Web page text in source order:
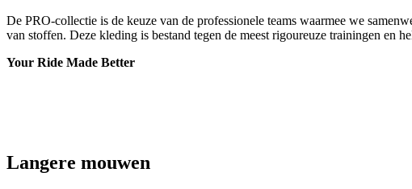
De PRO-collectie is de keuze van de professionele teams waarmee we
van stoffen. Deze kleding is bestand tegen de meest rigoureuze trainingen en
Your Ride Made Better
Langere mouwen